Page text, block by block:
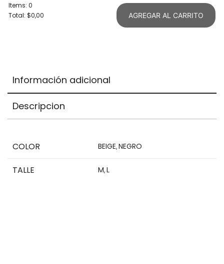
Items: 0
Total: $0,00
is
$0,00
AGREGAR AL CARRITO
Información adicional
Descripcion
COLOR BEIGE,NEGRO
TALLE M,L